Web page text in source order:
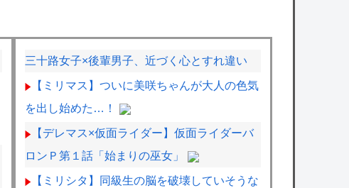
三十路女子×後輩男子、近づく心とすれ違い
【ミリマス】ついに美咲ちゃんが大人の色気
を出し始めた…！
【デレマス×仮面ライダー】仮面ライダーバ
ロンＰ第１話「始まりの巫女」
【ミリシタ】同級生の脳を破壊していそうな